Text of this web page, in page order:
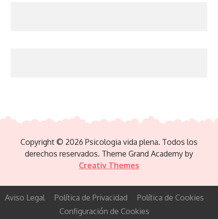
Copyright © 2026 Psicologia vida plena. Todos los
derechos reservados. Theme Grand Academy by
Creativ Themes
Aviso Legal Política de Privacidad
Política de Cookies
Configuración de Cookies